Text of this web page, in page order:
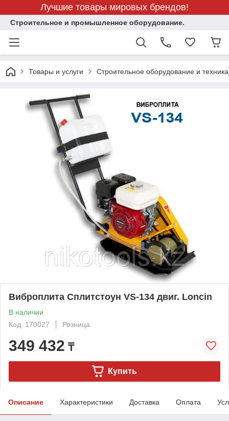
Лучшие товары мировых брендов!
Строительное и промышленное оборудование.
Товары и услуги Строительное оборудование и
Виброплита Сплитстоун VS-134 двиг. Loncin
В наличии
Код: 170027
Розница
349 432 ₸
Купить
Описание Характеристики Доставка Оплата